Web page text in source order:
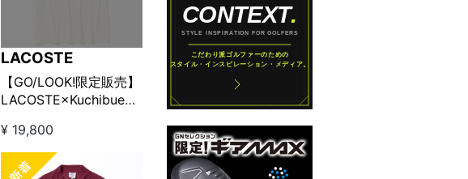
LACOSTE
【GO/LOOK!限定販売】
LACOSTE×Kuchibue
ムポロシャツ パウダー
イエロー
¥ 19,800